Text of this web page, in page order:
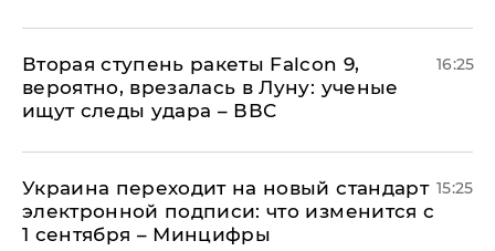
Вторая ступень ракеты Falcon 9,
вероятно, врезалась в Луну: ученые
ищут следы удара – ВВС
16:25
Украина переходит на новый стандарт
электронной подписи: что изменится с
1 сентября – Минцифры
15:25